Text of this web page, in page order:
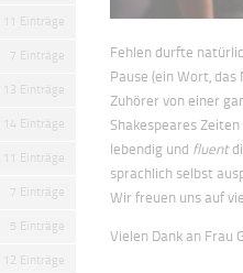
Fehlen durfte
Pause (ein Wort,
Zuhörer von einer
Shakespeares
lebendig und fluent
sprachlich selbst
Wir freuen uns auf
Vielen Dank an Frau
11 Einträge
7 Einträge
13 Einträge
14 Einträge
11 Einträge
7 Einträge
5 Einträge
12 Einträge